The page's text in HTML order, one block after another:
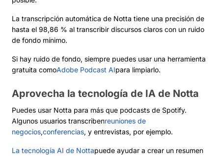
La transcripción automática de Notta tiene una precisión de
hasta el 98,86 % al transcribir discursos claros con un ruido
de fondo mínimo.
Si hay ruido de fondo, siempre puedes usar una herramienta
gratuita comoAdobe Podcast AIpara limpiarlo.
Aprovecha la tecnología de IA de Notta
Puedes usar Notta para más que podcasts de Spotify.
Algunos usuarios transcribenreuniones de
negocios,conferencias, y entrevistas, por ejemplo.
La tecnología AI de Nottapuede ayudar a crear un resumen